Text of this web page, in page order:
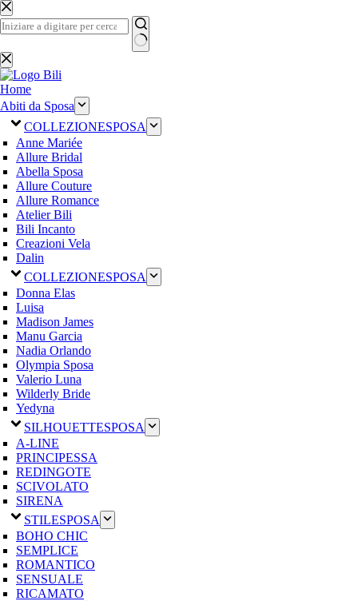
Salta
al
contenuto
Nessun
risultato
Home
Abiti da Sposa
COLLEZIONESPOSA
Anne Mariée
Allure Bridal
Abella Sposa
Allure Couture
Allure Romance
Atelier Bili
Bili Incanto
Creazioni Vela
Dalin
COLLEZIONESPOSA
Donna Elas
Luisa
Madison James
Manu Garcia
Nadia Orlando
Olympia Sposa
Valerio Luna
Wilderly Bride
Yedyna
SILHOUETTESPOSA
A-LINE
PRINCIPESSA
REDINGOTE
SCIVOLATO
SIRENA
STILESPOSA
BOHO CHIC
SEMPLICE
ROMANTICO
SENSUALE
RICAMATO